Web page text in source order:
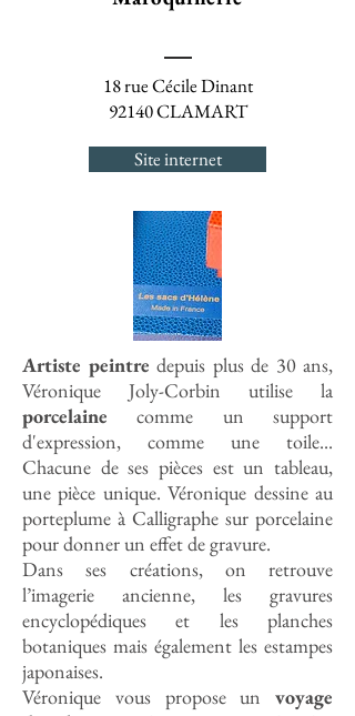
18 rue Cécile Dinant
92140 CLAMART
Site internet
Artiste peintre depuis plus de 30 ans,
Véronique Joly-Corbin utilise la
porcelaine comme un support
d'expression, comme une toile...
Chacune de ses pièces est un tableau,
une pièce unique. Véronique dessine au
porteplume à Calligraphe sur porcelaine
pour donner un effet de gravure.
Dans ses créations, on retrouve
l’imagerie ancienne, les gravures
encyclopédiques et les planches
botaniques mais également les estampes
japonaises.
Véronique vous propose un voyage